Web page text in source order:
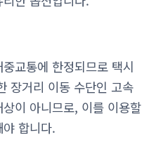
교통에 한정되므로 택시
장거리 이동 수단인 고속
이 아니므로, 이를 이용할
합니다.